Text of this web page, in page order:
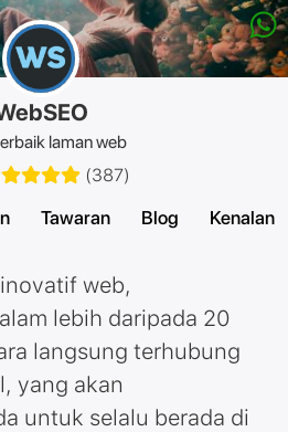
laman web
(387)
Tawaran Blog Kenalan
web,
lebih daripada 20
langsung terhubung
yang akan
untuk selalu berada di